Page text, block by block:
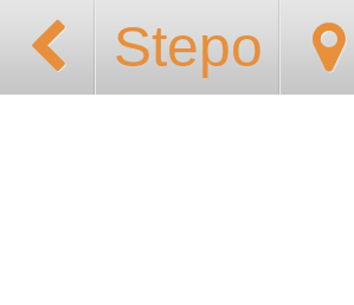
Stepo